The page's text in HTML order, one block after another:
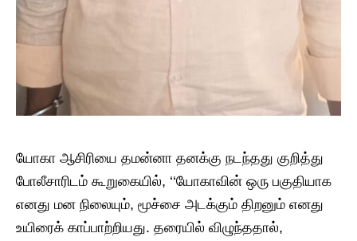
யோகா ஆசிரியை தமன்னா தனக்கு நடந்தது குறித்து
போலீசாரிடம் கூறுகையில், ‘‘யோகாவின் ஒரு பகுதியாக
எனது மன நிலையும், மூச்சை அடக்கும் திறனும் எனது
உயிரைக் காப்பாற்றியது. தரையில் விழுந்ததால்,